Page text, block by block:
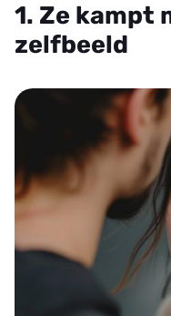
1. Ze kampt
zelfbeeld